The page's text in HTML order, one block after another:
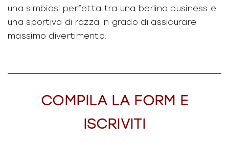
una simbiosi perfetta tra una berlina business e
una sportiva di razza in grado di assicurare
massimo divertimento.
COMPILA LA FORM E
ISCRIVITI